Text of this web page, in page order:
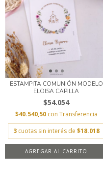
ESTAMPITA COMUNIÓN MODELO
ELOISA CAPILLA
$54.054
$40.540,50 con Transferencia
3 cuotas sin interés de $18.018
AGREGAR AL CARRITO